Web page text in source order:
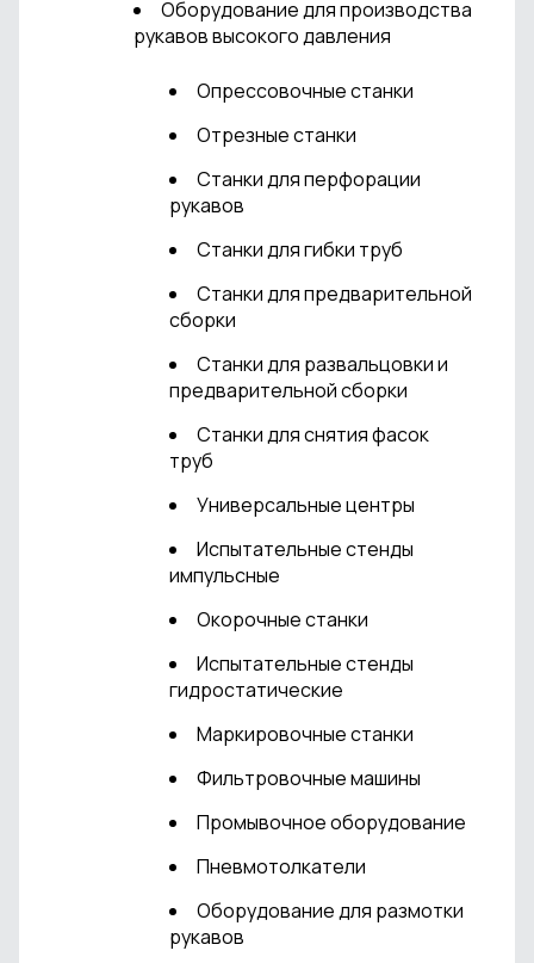
Оборудование для производства
рукавов высокого давления
Опрессовочные станки
Отрезные станки
Станки для перфорации
рукавов
Станки для гибки труб
Станки для предварительной
сборки
Станки для развальцовки и
предварительной сборки
Станки для снятия фасок
труб
Универсальные центры
Испытательные стенды
импульсные
Окорочные станки
Испытательные стенды
гидростатические
Маркировочные станки
Фильтровочные машины
Промывочное оборудование
Пневмотолкатели
Оборудование для размотки
рукавов